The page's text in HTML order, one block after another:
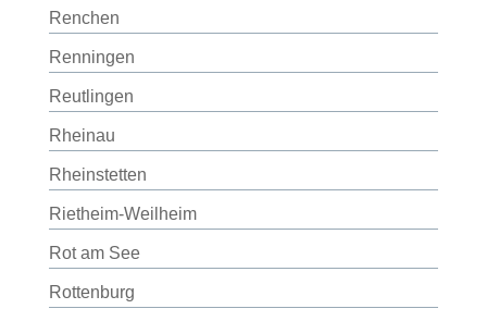
Renchen
Renningen
Reutlingen
Rheinau
Rheinstetten
Rietheim-Weilheim
Rot am See
Rottenburg